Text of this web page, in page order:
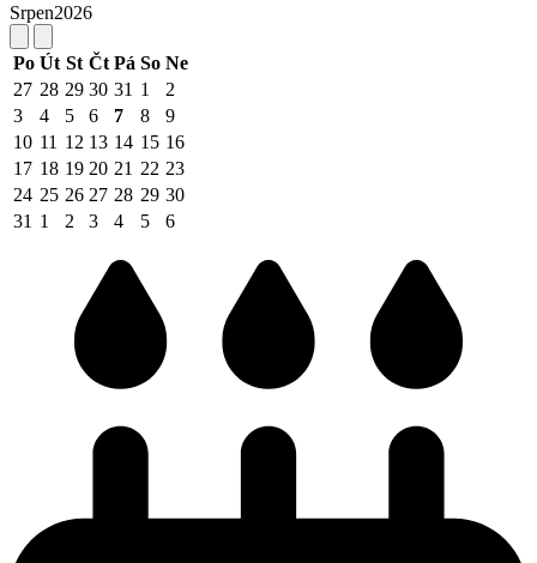
Srpen2026
Po Út St Čt Pá So Ne
27 28 29 30 31 1
2
3
4 5 6 7 8
9
10 11 12 13 14 15 16
17 18 19 20 21 22 23
24 25 26 27 28 29 30
31 1 2 3 4 5 6